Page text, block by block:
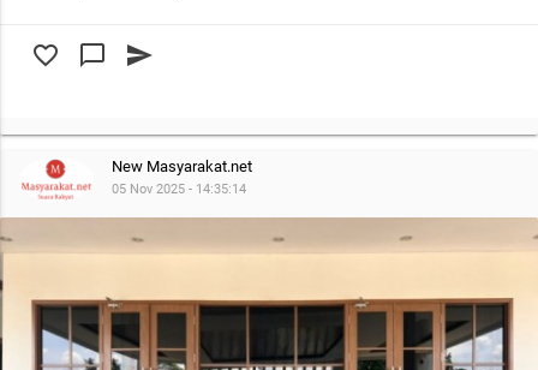
favorite_border chat_bubble_outline send
New Masyarakat.net
05 Nov 2025 - 14:35:14